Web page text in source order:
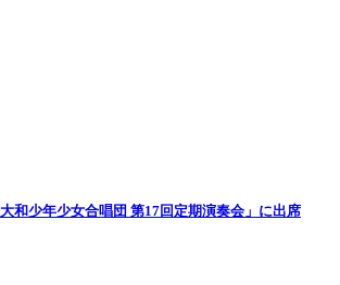
和少年少女合唱団 第17回定期演奏会」に出席